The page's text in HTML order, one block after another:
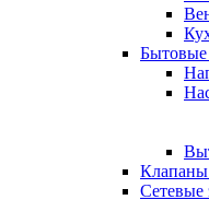
Бытовые
Сетевые